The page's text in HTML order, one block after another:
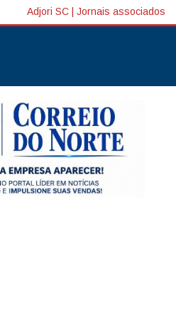
Adjori SC Jornais associados